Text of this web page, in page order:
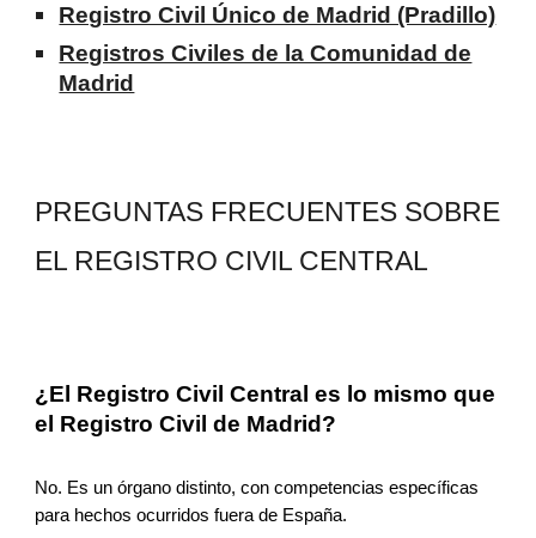
Registro Civil Único de Madrid (Pradillo)
Registros Civiles de la Comunidad de
Madrid
PREGUNTAS FRECUENTES SOBRE
EL REGISTRO CIVIL CENTRAL
¿El Registro Civil Central es lo mismo que
el Registro Civil de Madrid?
No. Es un órgano distinto, con competencias específicas
para hechos ocurridos fuera de España.